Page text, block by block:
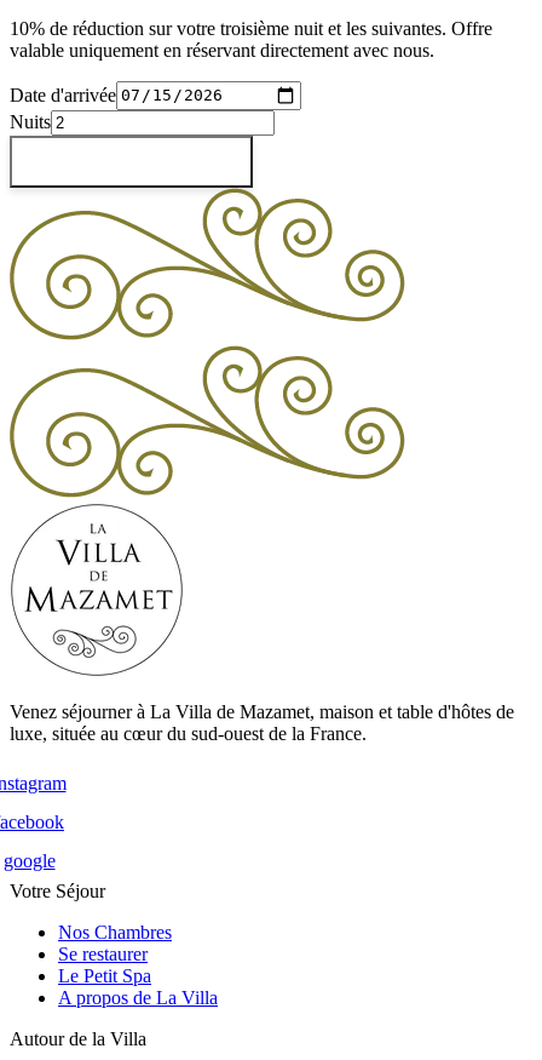
10% de réduction sur votre troisième nuit et les suivantes. Offre
valable uniquement en réservant directement avec nous.
Date d'arrivée
Nuits
Venez séjourner à La Villa de Mazamet, maison et table d'hôtes de
luxe, située au cœur du sud-ouest de la France.
google
Votre Séjour
Nos Chambres
Se restaurer
Le Petit Spa
A propos de La Villa
Autour de la Villa